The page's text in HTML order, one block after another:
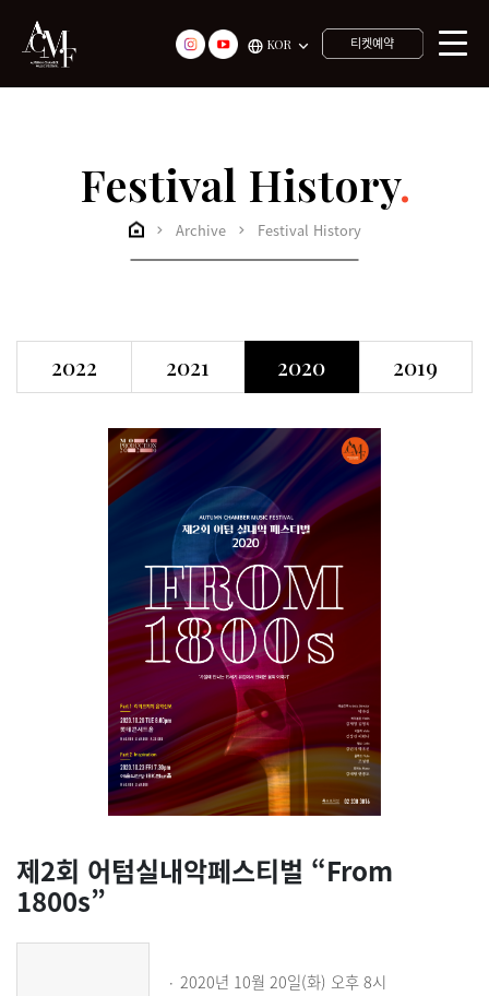
KOR 티켓예약
Festival History.
Archive Festival History
2022 2021 2020 2019
제2회 어텀실내악페스티벌 “From
1800s”
2020년 10월 20일(화) 오후 8시